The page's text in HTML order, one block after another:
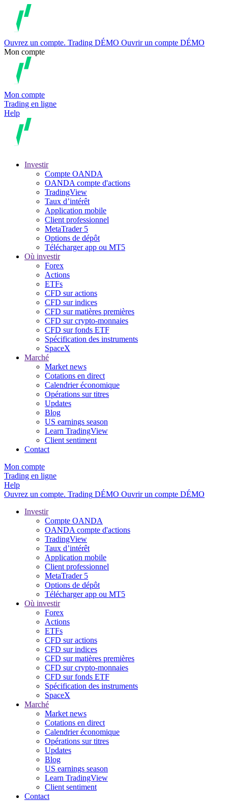
Ouvrez un compte. Trading DÉMO Ouvrir un compte DÉMO
Mon compte
Mon compte
Trading en ligne
Help
Investir
Compte OANDA
OANDA compte d'actions
TradingView
Taux d’intérêt
Application mobile
Client professionnel
MetaTrader 5
Options de dépôt
Télécharger app ou MT5
Où investir
Forex
Actions
ETFs
CFD sur actions
CFD sur indices
CFD sur matières premières
CFD sur crypto-monnaies
CFD sur fonds ETF
Spécification des instruments
SpaceX
Marché
Market news
Cotations en direct
Calendrier économique
Opérations sur titres
Updates
Blog
US earnings season
Learn TradingView
Client sentiment
Contact
Mon compte
Trading en ligne
Help
Ouvrez un compte. Trading DÉMO Ouvrir un compte DÉMO
Investir
Compte OANDA
OANDA compte d'actions
TradingView
Taux d’intérêt
Application mobile
Client professionnel
MetaTrader 5
Options de dépôt
Télécharger app ou MT5
Où investir
Forex
Actions
ETFs
CFD sur actions
CFD sur indices
CFD sur matières premières
CFD sur crypto-monnaies
CFD sur fonds ETF
Spécification des instruments
SpaceX
Marché
Market news
Cotations en direct
Calendrier économique
Opérations sur titres
Updates
Blog
US earnings season
Learn TradingView
Client sentiment
Contact